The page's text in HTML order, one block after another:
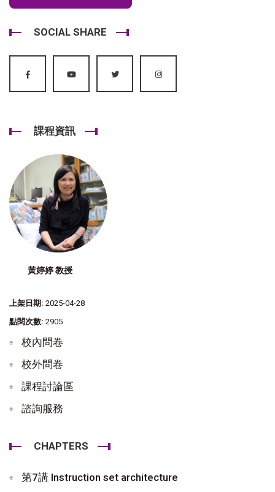
SOCIAL SHARE
課程資訊
黃婷婷 教授
上架日期: 2025-04-28
點閱次數: 2905
校內問卷
校外問卷
課程討論區
諮詢服務
CHAPTERS
第7講 Instruction set architecture